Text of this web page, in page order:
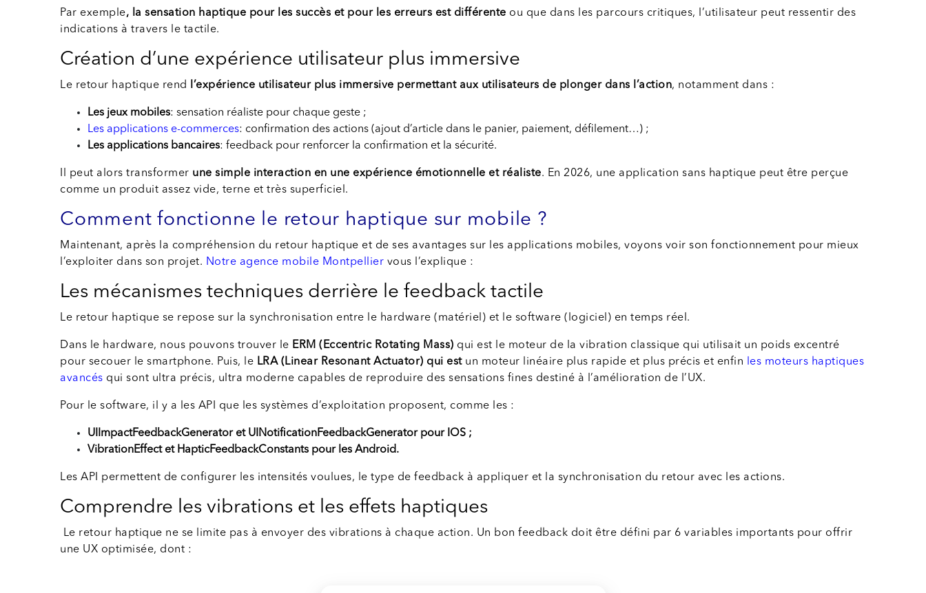
Par exemple, la sensation haptique pour les succès et pour les erreurs est différente ou que dans les parcours critiques, l’utilisateur peut ressentir des
indications à travers le tactile.
Création d’une expérience utilisateur plus immersive
Le retour haptique rend l’expérience utilisateur plus immersive permettant aux utilisateurs de plonger dans l’action, notamment dans :
Les jeux mobiles: sensation réaliste pour chaque geste ;
Les applications e-commerces: confirmation des actions (ajout d’article dans le panier, paiement, défilement…) ;
Les applications bancaires: feedback pour renforcer la confirmation et la sécurité.
Il peut alors transformer une simple interaction en une expérience émotionnelle et réaliste. En 2026, une application sans haptique peut être perçue
comme un produit assez vide, terne et très superficiel.
Comment fonctionne le retour haptique sur mobile ?
Maintenant, après la compréhension du retour haptique et de ses avantages sur les applications mobiles, voyons voir son fonctionnement pour mieux
l’exploiter dans son projet. Notre agence mobile Montpellier vous l’explique :
Les mécanismes techniques derrière le feedback tactile
Le retour haptique se repose sur la synchronisation entre le hardware (matériel) et le software (logiciel) en temps réel.
Dans le hardware, nous pouvons trouver le ERM (Eccentric Rotating Mass) qui est le moteur de la vibration classique qui utilisait un poids excentré
pour secouer le smartphone. Puis, le LRA (Linear Resonant Actuator) qui estun moteur linéaire plus rapide et plus précis et enfin les moteurs haptiques
avancés qui sont ultra précis, ultra moderne capables de reproduire des sensations fines destiné à l’amélioration de l’UX.
Pour le software, il y a les API que les systèmes d’exploitation proposent, comme les :
UIImpactFeedbackGenerator et UINotificationFeedbackGenerator pour IOS ;
VibrationEffect et HapticFeedbackConstants pour les Android.
Les API permettent de configurer les intensités voulues, le type de feedback à appliquer et la synchronisation du retour avec les actions.
Comprendre les vibrations et les effets haptiques
Le retour haptique ne se limite pas à envoyer des vibrations à chaque action. Un bon feedback doit être défini par 6 variables importants pour offrir
une UX optimisée, dont :